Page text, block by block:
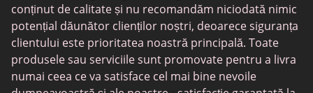
Întâlniri lesbiene
Site-uri de întâlniri negre
SugarDaddyMeet
conținut de calitate și nu recomandăm niciodată nimic
potențial dăunător clienților noștri, deoarece siguranța
clientului este prioritatea noastră principală. Toate
produsele sau serviciile sunt promovate pentru a livra
numai ceea ce va satisface cel mai bine nevoile